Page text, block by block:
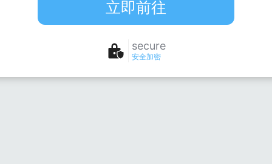
立即前往
secure
安全加密